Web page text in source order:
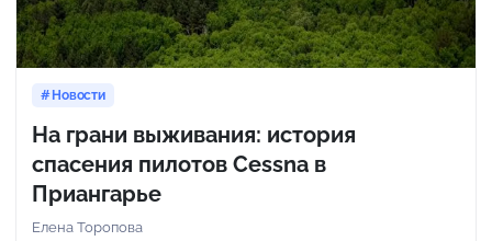
Новости
На грани выживания: история
спасения пилотов Cessna в
Приангарье
Елена Торопова